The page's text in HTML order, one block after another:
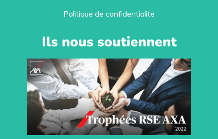
Politique de confidentialité
Ils nous soutiennent